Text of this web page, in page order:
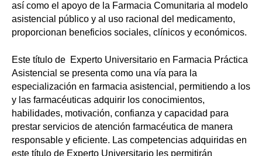
así como el apoyo de la Farmacia Comunitaria al modelo
asistencial público y al uso racional del medicamento,
proporcionan beneficios sociales, clínicos y económicos.
Este título de Experto Universitario en Farmacia Práctica
Asistencial se presenta como una vía para la
especialización en farmacia asistencial, permitiendo a los
y las farmacéuticas adquirir los conocimientos,
habilidades, motivación, confianza y capacidad para
prestar servicios de atención farmacéutica de manera
responsable y eficiente. Las competencias adquiridas en
este título de Experto Universitario les permitirán